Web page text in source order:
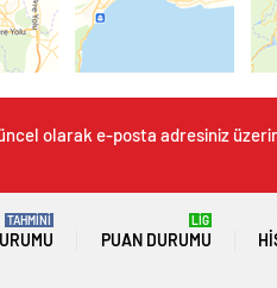
olarak e-posta adresiniz
TAHMİNİ
PUAN DURUMU
LİG